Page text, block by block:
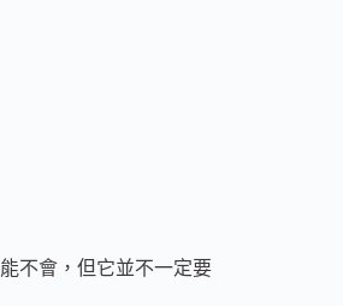
不會，但它並不一定要